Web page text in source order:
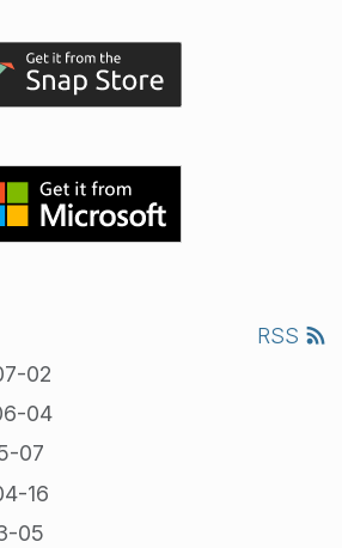
RSS
02
04
07
16
05